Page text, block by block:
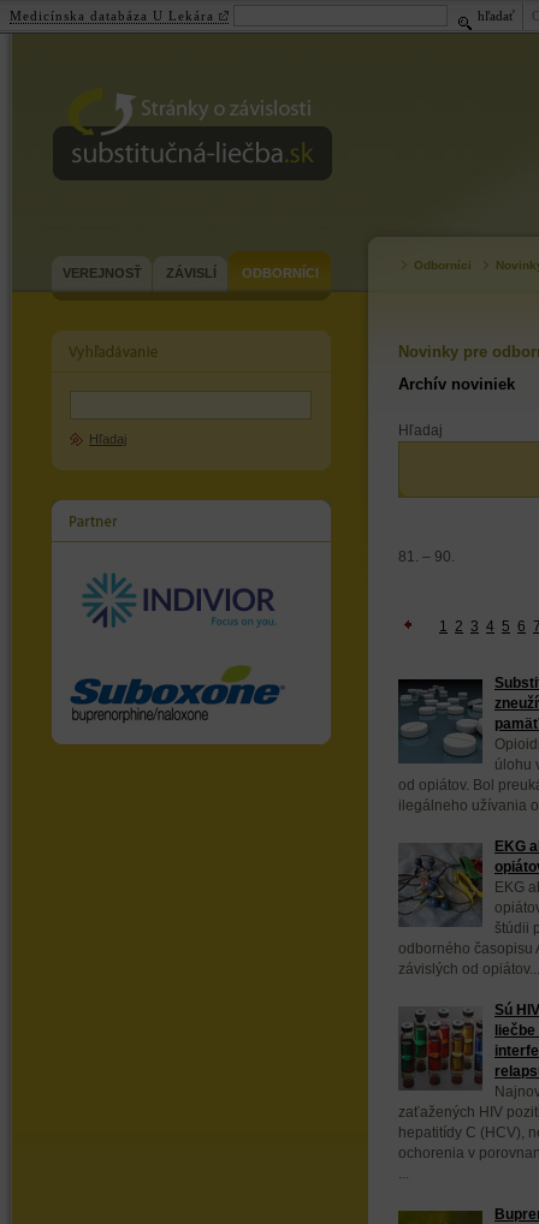
substitučná-liečba.sk
VEREJNOSŤ ZÁVISLÍ ODBORNÍCI
Hľadaj
Odborníci
Novinky pre
Archív noviniek
Hľadaj
81. – 90.
1 2 3 4 5 6
úlohu
od opiátov. Bol
ilegálneho užívania
EKG
EKG
štúdii
odborného časopisu
závislých od opiátov...
Sú
zaťažených HIV
hepatitídy C (HCV),
ochorenia v
...
Medicínska databáza U Lekára hľadať